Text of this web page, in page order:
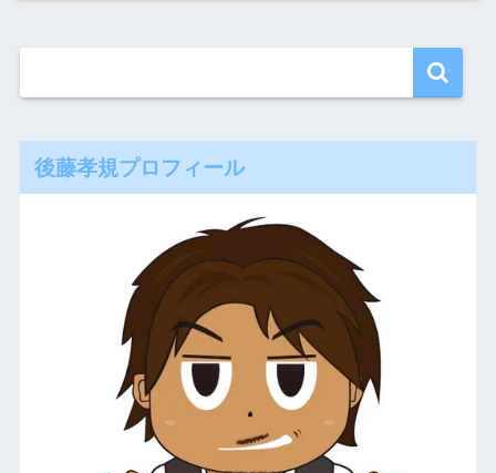
後藤孝規プロフィール